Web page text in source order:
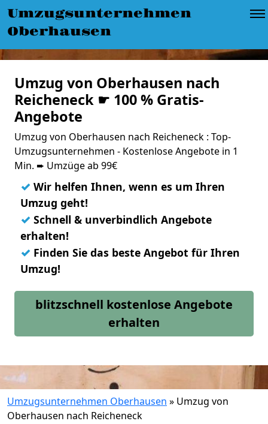
Umzugsunternehmen
Oberhausen
Umzug von Oberhausen nach
Reicheneck ☛ 100 % Gratis-
Angebote
Umzug von Oberhausen nach Reicheneck : Top-
Umzugsunternehmen - Kostenlose Angebote in 1
Min. ➨ Umzüge ab 99€
✓ Wir helfen Ihnen, wenn es um Ihren
Umzug geht!
✓ Schnell & unverbindlich Angebote
erhalten!
✓ Finden Sie das beste Angebot für Ihren
Umzug!
blitzschnell kostenlose Angebote
erhalten
Umzugsunternehmen Oberhausen » Umzug von
Oberhausen nach Reicheneck